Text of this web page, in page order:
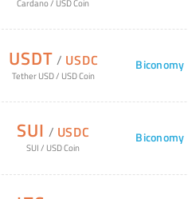
USDT / USDC
Tether USD/ USD Coin
Biconomy
SUI / USDC
SUI/ USD Coin
Biconomy